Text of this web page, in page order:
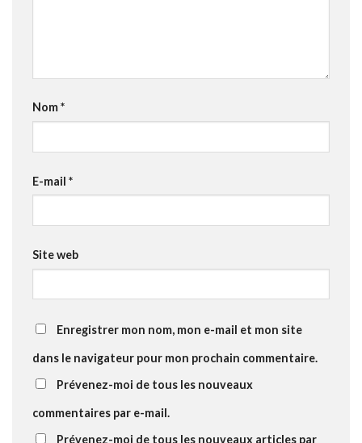
Nom*
E-mail *
Site web
Enregistrer mon nom, mon e-mail et mon site
dans le navigateur pour mon prochain commentaire.
Prévenez-moi de tous les nouveaux
commentaires par e-mail.
Prévenez-moi de tous les nouveaux articles par